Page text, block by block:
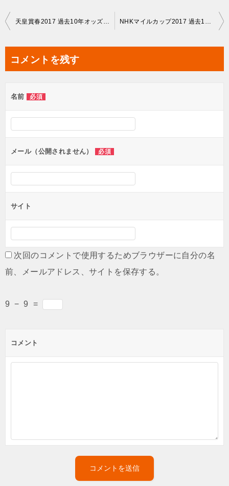
投
ビ
ー
シ
ン
天皇賞春2017 過去10年オッズ分析 2強どちらかが飛ぶ NHKマイルカップ2017 過去10年オッズ分析 1人気特徴あり
コメントを残す
名前 必須
メール（公開されません） 必須
サイト
次回のコメントで使用するためブラウザーに自分の名
前、メールアドレス、サイトを保存する。
9 − 9 =
コメント